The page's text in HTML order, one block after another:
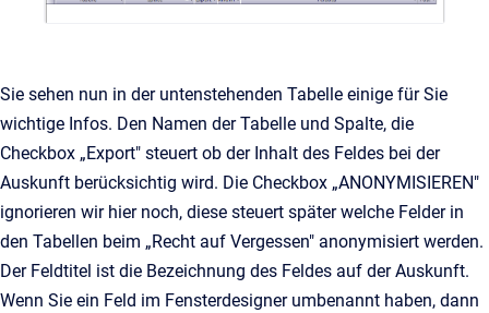
Sie sehen nun in der untenstehenden Tabelle einige für Sie
wichtige Infos. Den Namen der Tabelle und Spalte, die
Checkbox „Export" steuert ob der Inhalt des Feldes bei der
Auskunft berücksichtig wird. Die Checkbox „ANONYMISIEREN"
ignorieren wir hier noch, diese steuert später welche Felder in
den Tabellen beim „Recht auf Vergessen" anonymisiert werden.
Der Feldtitel ist die Bezeichnung des Feldes auf der Auskunft.
Wenn Sie ein Feld im Fensterdesigner umbenannt haben, dann